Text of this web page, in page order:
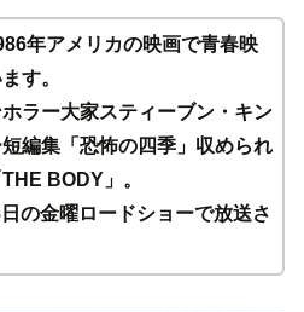
年アメリカの映画で青春映
す。
ラー大家スティーブン・キン
編集「恐怖の四季」収められ
BODY」。
の金曜ロードショーで放送さ